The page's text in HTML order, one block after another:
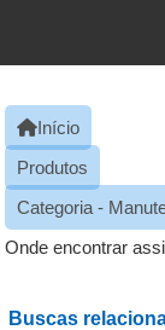
Início
Produtos
Categoria -
Onde encontrar
Buscas